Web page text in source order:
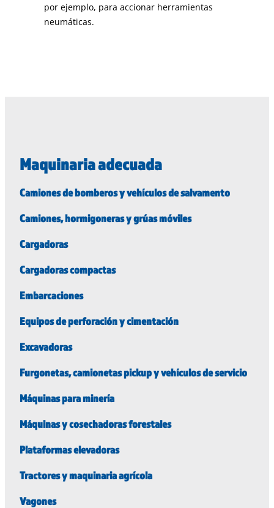
por ejemplo, para accionar herramientas
neumáticas.
Maquinaria adecuada
Camiones de bomberos y vehículos de salvamento
Camiones, hormigoneras y grúas móviles
Cargadoras
Cargadoras compactas
Embarcaciones
Equipos de perforación y cimentación
Excavadoras
Furgonetas, camionetas pickup y vehículos de servicio
Máquinas para minería
Máquinas y cosechadoras forestales
Plataformas elevadoras
Tractores y maquinaria agrícola
Vagones